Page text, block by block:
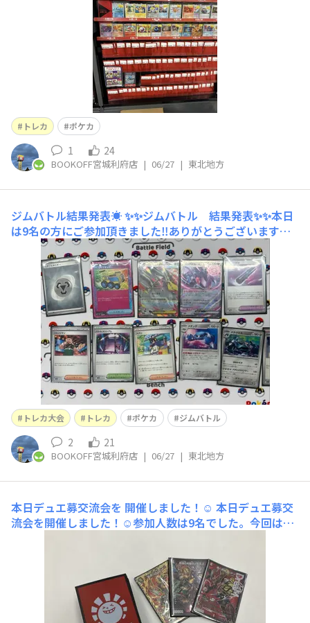
トレカ ポケカ
1 24
BOOKOFF宮城利府店 | 06/27 | 東北地方
ジムバトル結果発表☀️✨✨ジムバトル 結果発表✨✨本日
は9名の方にご参加頂きました‼️ありがとうございます🔥
優勝は［ハラだぬき］さんの［メガドリュウズデッキ］で
した‼️おめでとうございます😭
トレカ大会 トレカ ポケカ ジムバトル
2 21
BOOKOFF宮城利府店 | 06/27 | 東北地方
本日デュエ募交流会を 開催しました！☺️ 本日デュエ募交
流会を開催しました！☺️参加人数は9名でした。今回は
た！来週7月4日(土)15時15分からデュエ募交流会を開催
いたします！皆様のご参加をお待ちしております😆よろ
しくお願いします😎